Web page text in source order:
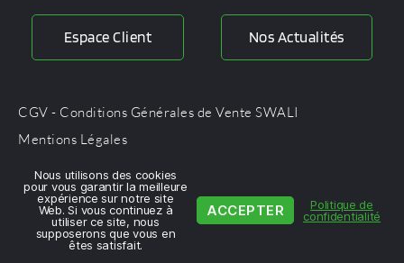
Espace Client Nos Actualités
CGV - Conditions Générales de Vente SWALI
Mentions Légales
SWALI. 2024 tous droits réservés
Nous utilisons des cookies
pour vous garantir la meilleure
expérience sur notre site
Web. Si vous continuez à
utiliser ce site, nous
supposerons que vous en
êtes satisfait.
ACCEPTER
Politique de
confidentialité